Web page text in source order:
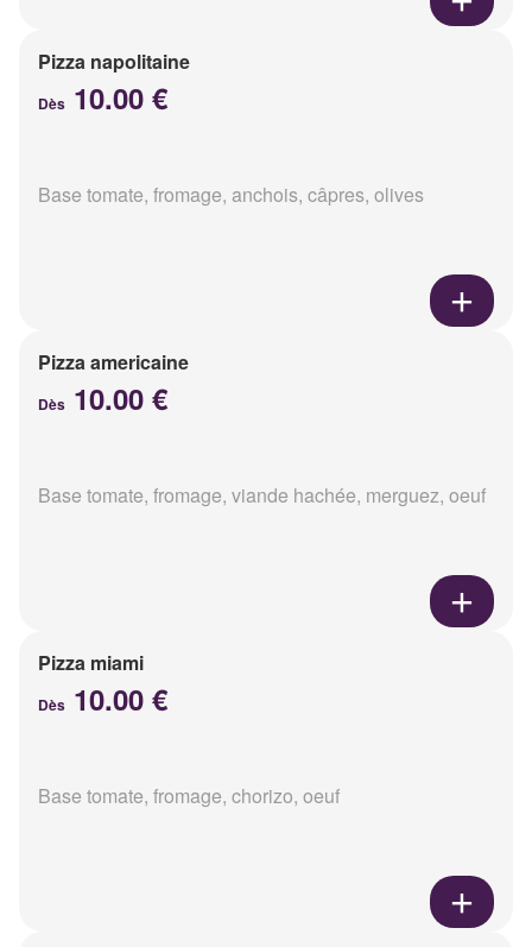
Pizza napolitaine
Dès 10.00 €
Base tomate, fromage, anchois, câpres, olives
Pizza americaine
Dès 10.00 €
Base tomate, fromage, viande hachée, merguez, oeuf
Pizza miami
Dès 10.00 €
Base tomate, fromage, chorizo, oeuf